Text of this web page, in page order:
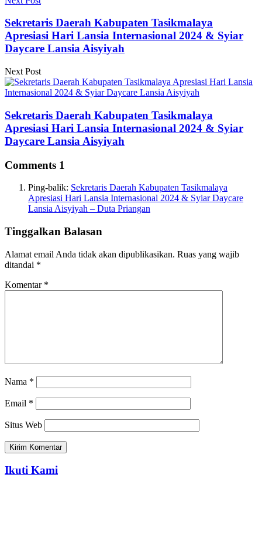
Sekretaris Daerah Kabupaten Tasikmalaya
Apresiasi Hari Lansia Internasional 2024 & Syiar
Daycare Lansia Aisyiyah
Next Post
Sekretaris Daerah Kabupaten Tasikmalaya
Apresiasi Hari Lansia Internasional 2024 & Syiar
Daycare Lansia Aisyiyah
Comments 1
Ping-balik: Sekretaris Daerah Kabupaten Tasikmalaya
Apresiasi Hari Lansia Internasional 2024 & Syiar Daycare
Lansia Aisyiyah – Duta Priangan
Tinggalkan Balasan
Alamat email Anda tidak akan dipublikasikan. Ruas yang wajib
ditandai *
Komentar *
Nama *
Email *
Situs Web
Ikuti Kami